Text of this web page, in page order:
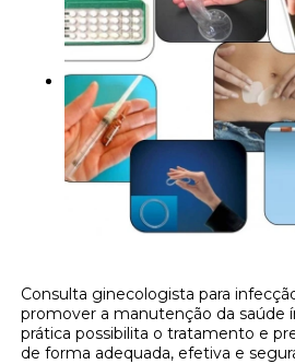
Consulta ginecologista para
promover a manutenção da saúde
prática possibilita o tratamento e
de forma adequada, efetiva e